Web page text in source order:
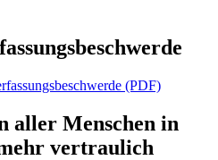
(PDF)
aller Menschen in
vertraulich